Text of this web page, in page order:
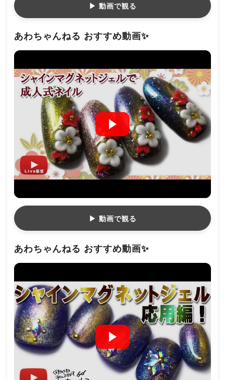
▶ 動画で観る
あわちゃんねる おすすめ動画✨
▶ 動画で観る
あわちゃんねる おすすめ動画✨